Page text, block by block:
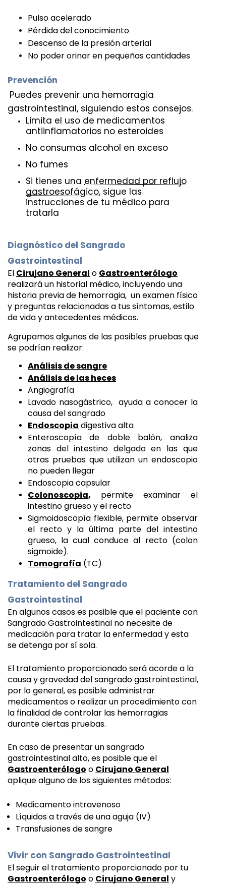
Pulso acelerado
Pérdida del conocimiento
Descenso de la presión arterial
No poder orinar en pequeñas cantidades
Prevención
Puedes prevenir una hemorragia
gastrointestinal, siguiendo estos consejos.
Limita el uso de medicamentos
antiinflamatorios no esteroides
No consumas alcohol en exceso
No fumes
Si tienes una enfermedad por reflujo
gastroesofágico, sigue las
instrucciones de tu médico para
tratarla
Diagnóstico del Sangrado
Gastrointestinal
El Cirujano General o Gastroenterólogo
realizará un historial médico, incluyendo una
historia previa de hemorragia,  un examen físico
y preguntas relacionadas a tus síntomas, estilo
de vida y antecedentes médicos.
Agrupamos algunas de las posibles pruebas que
se podrían realizar:
Análisis de sangre
Análisis de las heces
Angiografía
Lavado nasogástrico,  ayuda a conocer la
causa del sangrado
Endoscopia digestiva alta
Enteroscopía de doble balón, analiza
zonas del intestino delgado en las que
otras pruebas que utilizan un endoscopio
no pueden llegar
Endoscopia capsular
Colonoscopia, permite examinar el
intestino grueso y el recto
Sigmoidoscopía flexible, permite observar
el recto y la última parte del intestino
grueso, la cual conduce al recto (colon
sigmoide).
Tomografía (TC)
Tratamiento del Sangrado
Gastrointestinal
En algunos casos es posible que el paciente con
Sangrado Gastrointestinal no necesite de
medicación para tratar la enfermedad y esta
se detenga por sí sola.
El tratamiento proporcionado será acorde a la
por lo general, es posible administrar
medicamentos o realizar un procedimiento con
la finalidad de controlar las hemorragias
durante ciertas pruebas.
En caso de presentar un sangrado
Gastroenterólogo o Cirujano General
aplique alguno de los siguientes métodos:
Medicamento intravenoso
Líquidos a través de una aguja (IV)
Transfusiones de sangre
Vivir con Sangrado Gastrointestinal
Gastroenterólogo o Cirujano General y